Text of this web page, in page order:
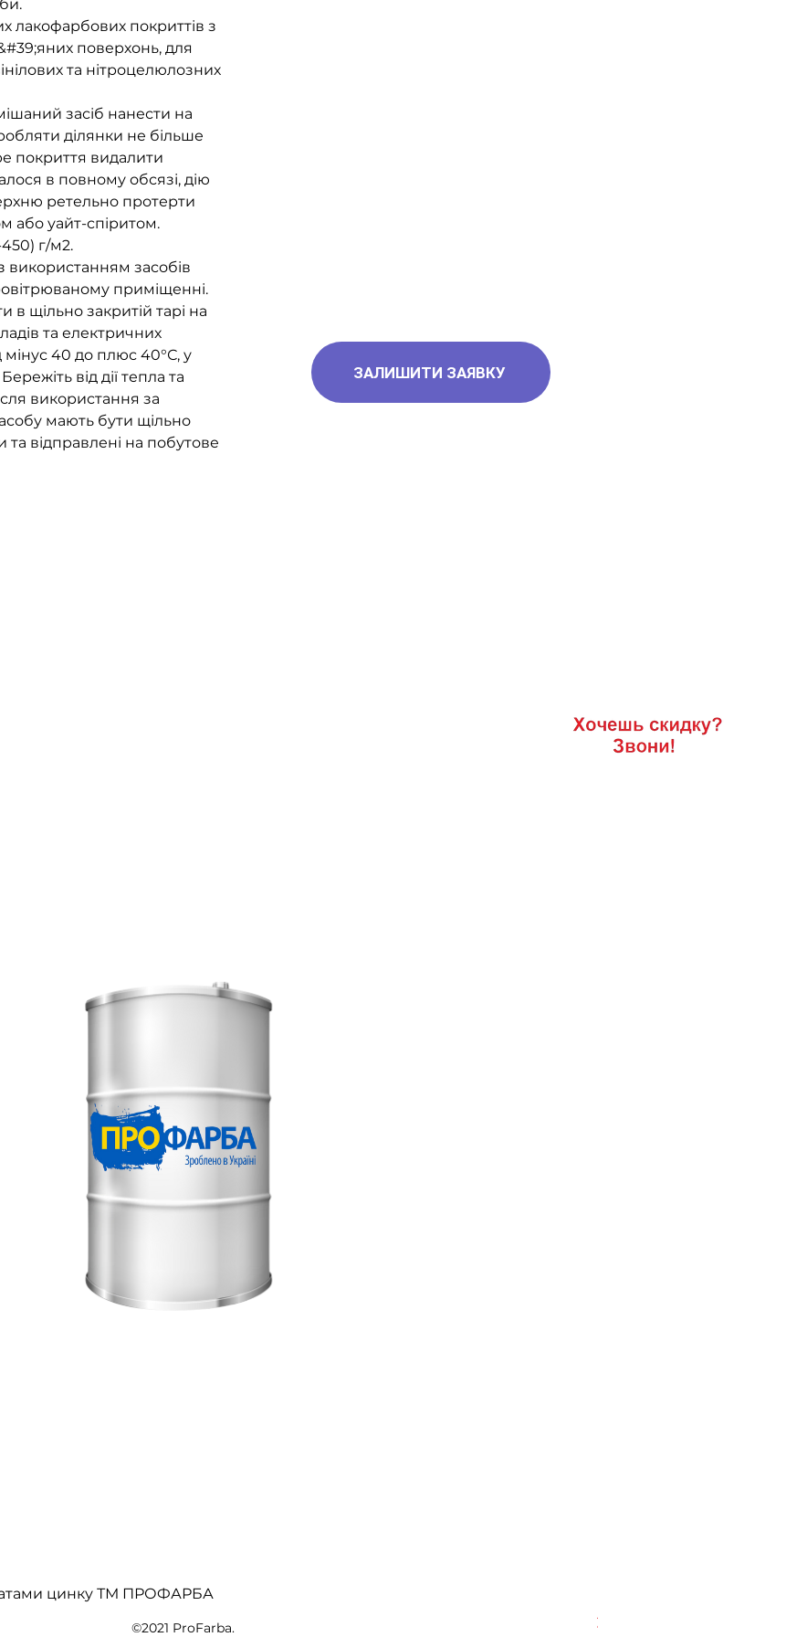
лакофарбових покриттів з
поверхонь, для
та нітроцелюлозних
засіб нанести на
ділянки не більше
покриття видалити
в повному обсязі, дію
ретельно протерти
або уайт-спіритом.
г/м2.
використанням засобів
приміщенні.
в щільно закритій тарі на
та електричних
мінус 40 до плюс 40°С, у
від дії тепла та
використання за
мають бути щільно
відправлені на побутове
ЗАЛИШИТИ ЗАЯВКУ
Швидкий перегляд
цинку ТМ ПРОФАРБА
Ціна
298,00 ₴
©2021 ProFarba.